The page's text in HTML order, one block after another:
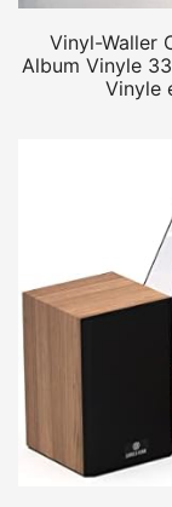
Vinyl-Waller
Album Vinyle
Vinyle